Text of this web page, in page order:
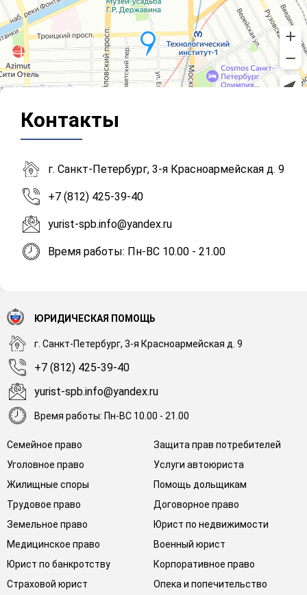
Контакты
г. Санкт-Петербург, 3-я Красноармейская д. 9
+7 (812) 425-39-40
yurist-spb.info@yandex.ru
Время работы: Пн-ВС 10.00 - 21.00
Семейное право
Защита прав потребителей
Уголовное право
Услуги автоюриста
Жилищные споры
Помощь дольщикам
Трудовое право
Договорное право
Земельное право
Юрист по недвижимости
Медицинское право
Военный юрист
Юрист по банкротству
Корпоративное право
Страховой юрист
Опека и попечительство
ЮРИДИЧЕСКАЯ ПОМОЩЬ
г. Санкт-Петербург, 3-я Красноармейская д. 9
+7 (812) 425-39-40
yurist-spb.info@yandex.ru
Время работы: Пн-ВС 10.00 - 21.00